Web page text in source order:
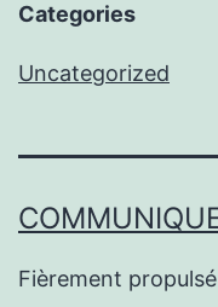
Categories
Uncategorized
Fièrement